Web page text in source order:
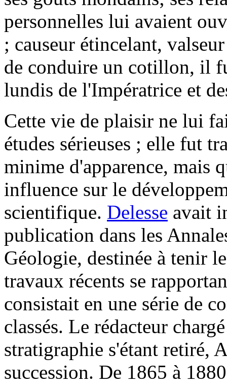
personnelles lui avaient
; causeur étincelant,
de conduire un cotillon, il
lundis de l'Impératrice et
Cette vie de plaisir ne lui
études sérieuses ; elle fut
minime d'apparence, mais
influence sur le
scientifique. Delesse avait
publication dans les
Géologie, destinée à tenir
travaux récents se
consistait en une série de
classés. Le rédacteur
stratigraphie s'étant retiré,
succession. De 1865 à